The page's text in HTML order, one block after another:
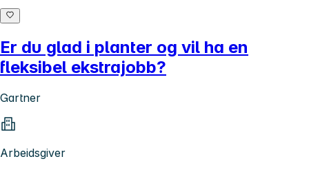
Er du glad i planter og vil ha en
fleksibel ekstrajobb?
Gartner
Arbeidsgiver